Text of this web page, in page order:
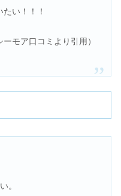
い！！！
ーモア口コミより引用）
。